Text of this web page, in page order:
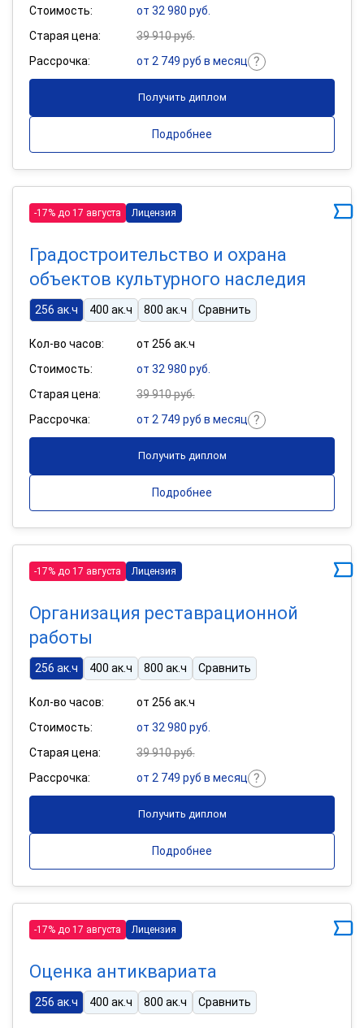
Стоимость:
от 32 980 руб.
Старая цена:
39 910 руб.
Рассрочка:
от 2 749 руб в месяц
Получить диплом
Подробнее
-17% до 17 августа Лицензия
Градостроительство и охрана
объектов культурного наследия
256 ак.ч 400 ак.ч 800 ак.ч Сравнить
Кол-во часов:
от 256 ак.ч
Стоимость:
от 32 980 руб.
Старая цена:
39 910 руб.
Рассрочка:
от 2 749 руб в месяц
Получить диплом
Подробнее
-17% до 17 августа Лицензия
Организация реставрационной
работы
256 ак.ч 400 ак.ч 800 ак.ч Сравнить
Кол-во часов:
от 256 ак.ч
Стоимость:
от 32 980 руб.
Старая цена:
39 910 руб.
Рассрочка:
от 2 749 руб в месяц
Получить диплом
Подробнее
-17% до 17 августа Лицензия
Оценка антиквариата
256 ак.ч 400 ак.ч 800 ак.ч Сравнить